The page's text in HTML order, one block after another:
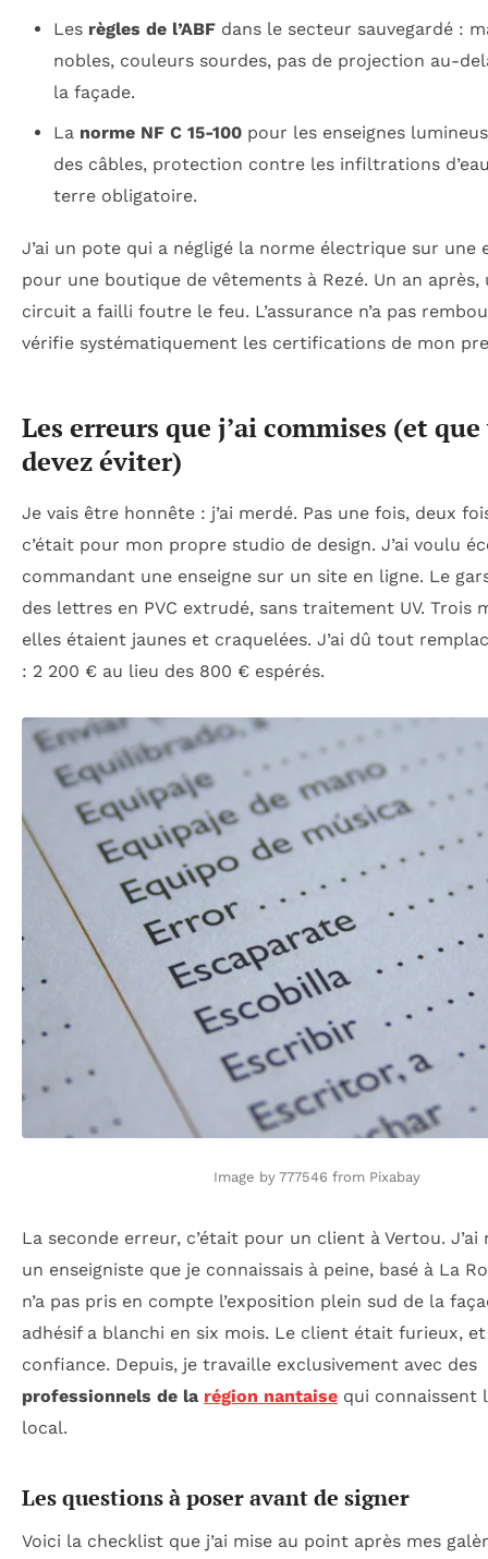
Les règles de l’ABFdans le secteur sauvegardé :
nobles, couleurs sourdes, pas de projection au-
la façade.
La norme NF C 15-100pour les enseignes
des câbles, protection contre les infiltrations
terre obligatoire.
J’ai un pote qui a négligé la norme électrique sur une
pour une boutique de vêtements à Rezé. Un an
circuit a failli foutre le feu. L’assurance n’a pas
vérifie systématiquement les certifications de mon
Les erreurs que j’ai commises (et que
devez éviter)
Je vais être honnête : j’ai merdé. Pas une fois, deux
c’était pour mon propre studio de design. J’ai voulu
commandant une enseigne sur un site en ligne. Le
des lettres en PVC extrudé, sans traitement UV. Trois
elles étaient jaunes et craquelées. J’ai dû tout
: 2 200 € au lieu des 800 € espérés.
Image by 777546 from Pixabay
La seconde erreur, c’était pour un client à Vertou. J’ai
un enseigniste que je connaissais à peine, basé à La
n’a pas pris en compte l’exposition plein sud de la
adhésif a blanchi en six mois. Le client était furieux, et
confiance. Depuis, je travaille exclusivement avec des
professionnels de la région nantaise qui connaissent
local.
Les questions à poser avant de signer
Voici la checklist que j’ai mise au point après mes